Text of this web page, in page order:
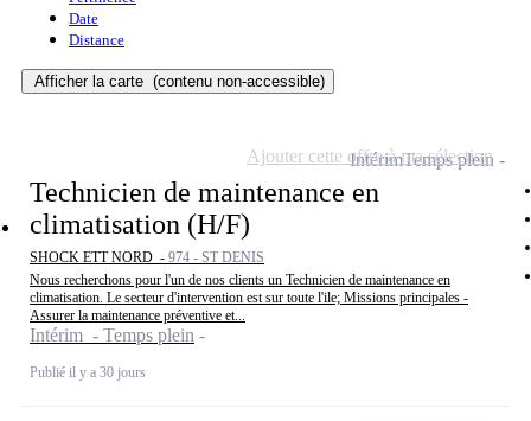
Date
Distance
Afficher la carte (contenu non-accessible)
Technicien de maintenance en
climatisation (H/F)
SHOCK ETT NORD - 974 - ST DENIS
Nous recherchons pour l'un de nos clients un Technicien de maintenance en
climatisation. Le secteur d'intervention est sur toute l'ile; Missions principales -
Assurer la maintenance préventive et...
Intérim - Temps plein
Publié il y a 30 jours
IntérimTemps plein
Ajouter cette offre à ma sélection